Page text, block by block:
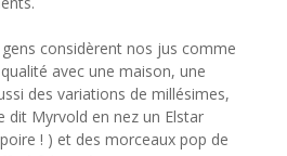
considèrent nos jus comme
avec une maison, une
des variations de millésimes,
dit Myrvold en nez un Elstar
! ) et des morceaux pop de